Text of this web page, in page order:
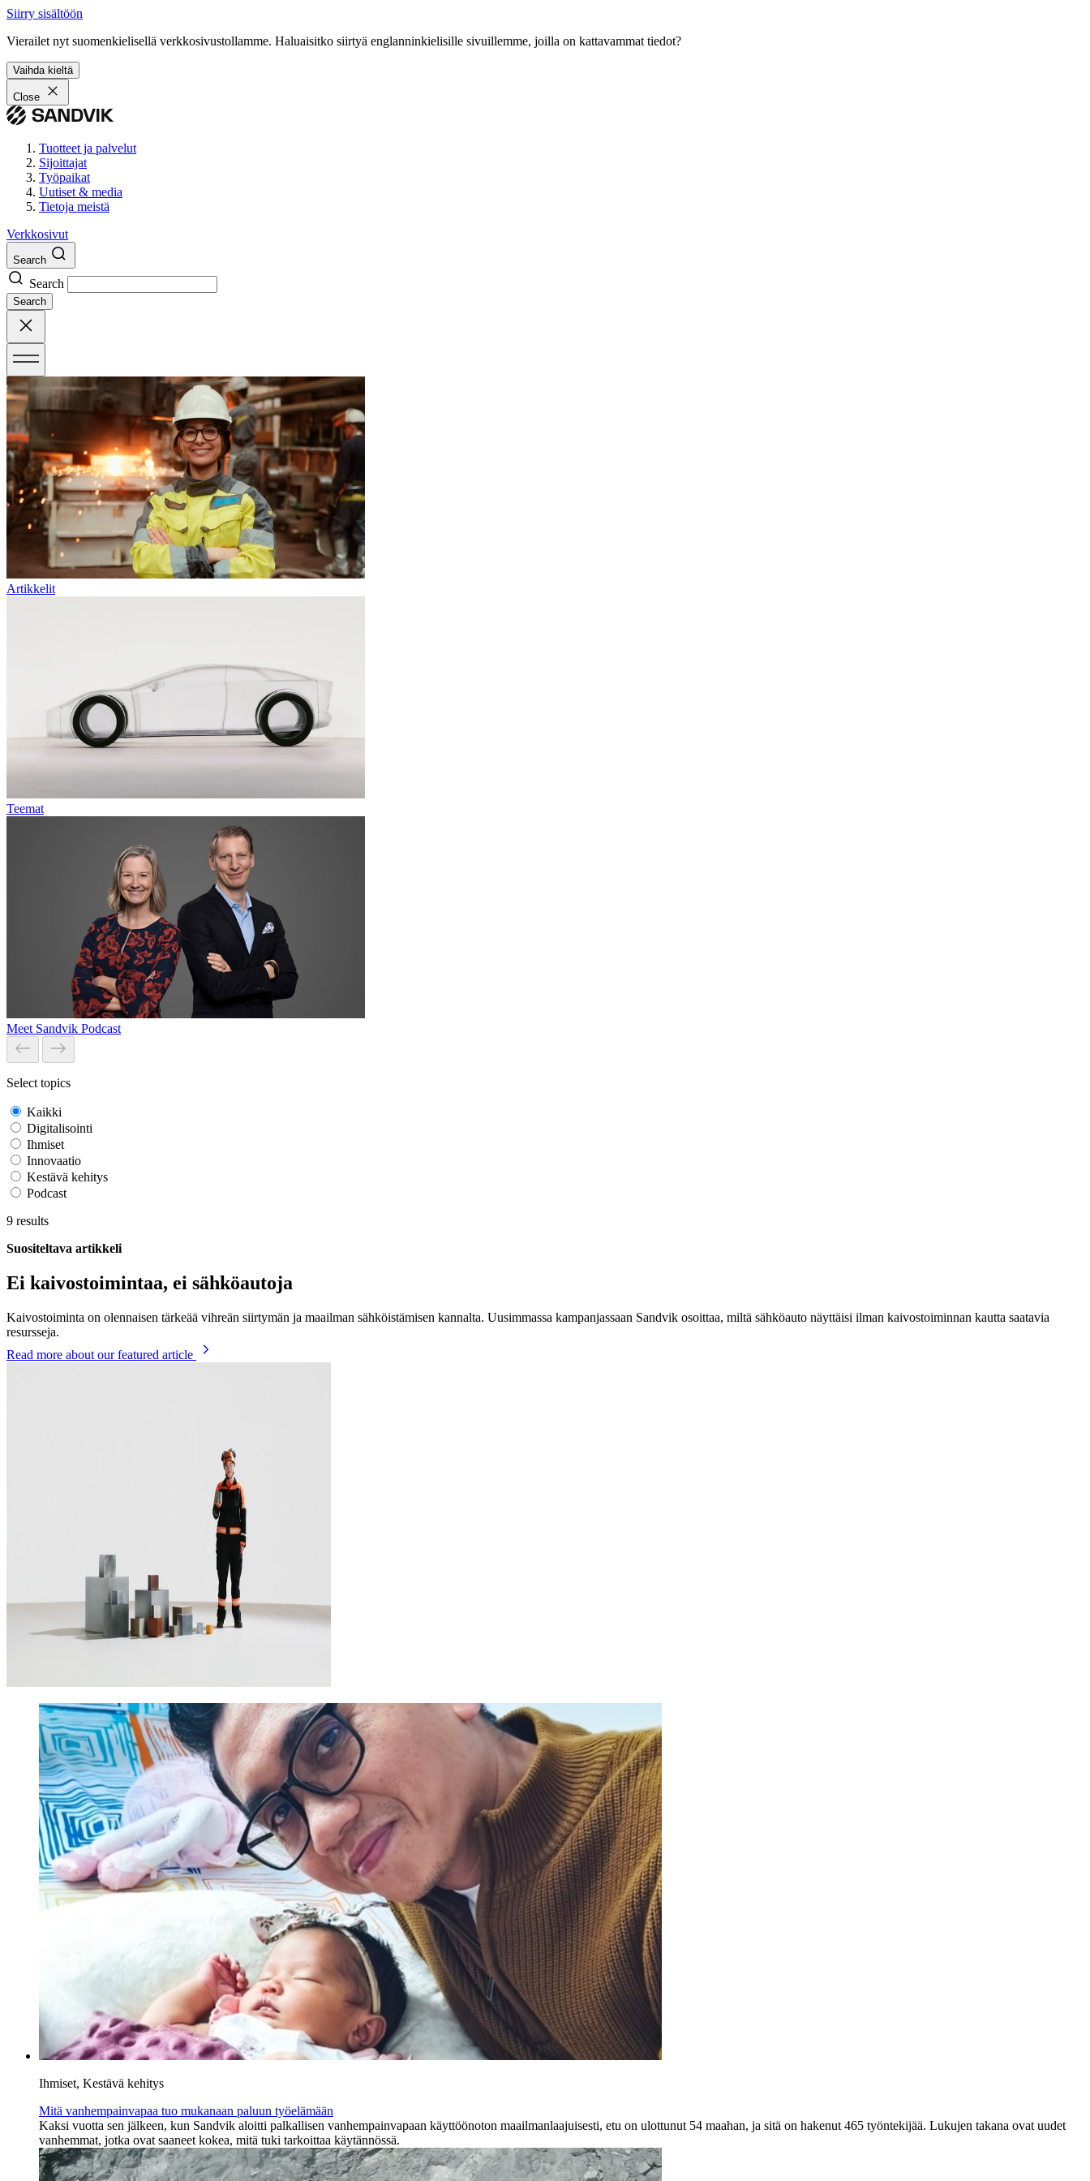
Siirry sisältöön
Vierailet nyt suomenkielisellä verkkosivustollamme. Haluaisitko siirtyä englanninkielisille sivuillemme, joilla on kattavammat tiedot?
Vaihda kieltä
Close
Tuotteet ja palvelut
Sijoittajat
Työpaikat
Uutiset & media
Tietoja meistä
Verkkosivut
Search
Search
Search
Artikkelit
Teemat
Meet Sandvik Podcast
Select topics
Kaikki
Digitalisointi
Ihmiset
Innovaatio
Kestävä kehitys
Podcast
9 results
Suositeltava artikkeli
Ei kaivostoimintaa, ei sähköautoja
Kaivostoiminta on olennaisen tärkeää vihreän siirtymän ja maailman sähköistämisen kannalta. Uusimmassa kampanjassaan Sandvik osoittaa, miltä sähköauto näyttäisi ilman kaivostoiminnan kautta saatavia
resursseja.
Read more about our featured article
Ihmiset, Kestävä kehitys
Mitä vanhempainvapaa tuo mukanaan paluun työelämään
Kaksi vuotta sen jälkeen, kun Sandvik aloitti palkallisen vanhempainvapaan käyttöönoton maailmanlaajuisesti, etu on ulottunut 54 maahan, ja sitä on hakenut 465 työntekijää. Lukujen takana ovat uudet
vanhemmat, jotka ovat saaneet kokea, mitä tuki tarkoittaa käytännössä.